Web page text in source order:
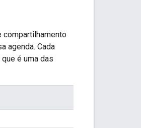
compartilhamento
agenda. Cada
é uma das